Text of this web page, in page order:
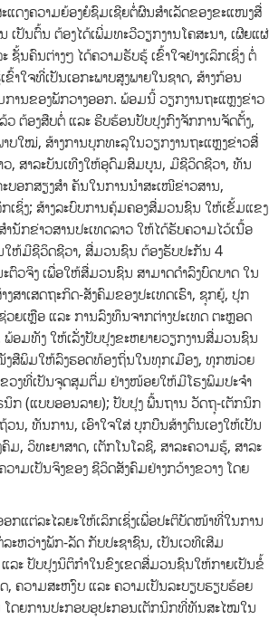
ດງຄວາມຍ້ອງຍໍຊົມເຊີຍຕໍ່ຜົນສຳເລັດຂອງຂະແໜງສື່
ປັນຕົ້ນ ຕ້ອງໄດ້ເພີ່ມທະວີວຽກງານໂຄສະນາ, ເຜີຍແຜ່
ນຄົນຕ່າງໆ ໄດ້ຄວາມຮັບຮູ້ ເຂົ້າໃຈຢ່າງເລິກເຊິ່ງ ຕໍ່
ໃຈທີ່ເປັນເອກະພາບສູງພາຍໃນຊາດ, ສ້າງກ້ອນ
ນຂອງພັກວາງອອກ. ພ້ອມນີ້ ວຽກງານຖະແຫຼງຂ່າວ
ຕ້ອງສືບຕໍ່ ແລະ ຮີບຮ້ອນປັບປຸງກົງຈັກການຈັດຕັ້ງ,
ບໃໝ່, ສ້າງການບຸກທະລຸໃນວຽກງານຖະແຫຼງຂ່າວສື່
ວ, ສາລະບັນເທີງໃຫ້ອຸດົມສົມບູນ, ມີຊີວິດຊີວາ, ທັນ
ບອກສຽງສໍາ ຄັນໃນການນໍາສະເໜີຂ່າວສານ,
ກເຊິ່ງ; ສ້າງລະບົບການຄຸ້ມຄອງສື່ມວນຊົນ ໃຫ້ເຂັ້ມແຂງ
ນັກຂ່າວສານປະເທດລາວ ໃຫ້ໄດ້ຮັບຄວາມໄວ້ເນື້ອ
ນໃຫ້ມີຊີວິດຊີວາ, ສື່ມວນຊົນ ຕ້ອງຮັບປະກັນ 4
ຕົວຈິງ ເພື່ອໃຫ້ສື່ມວນຊົນ ສາມາດດໍາລົງບົດບາດ ໃນ
ສາເສດຖະກິດ-ສັງຄົມຂອງປະເທດເຮົາ, ຊຸກຍູ້, ປຸກ
ຍເຫຼືອ ແລະ ການລົງທຶນຈາກຕ່າງປະເທດ ຕະຫຼອດ
ມທັງ ໃຫ້ເລັ່ງປັບປຸງຂະຫຍາຍວຽກງານສື່ມວນຊົນ
ງສືພິມໃຫ້ລົງຮອດທ້ອງຖິ່ນໃນທຸກເມືອງ, ທຸກໜ່ວຍ
ວງທີ່ເປັນຈຸດສຸມຕື່ມ ຢ່າງໜ້ອຍໃຫ້ມີໂຮງພິມປະຈຳ
ຣນິກ (ແບບອອນລາຍ); ປັບປຸງ ພື້ນຖານ ວັດຖຸ-ເຕັກນິກ
, ທັນການ, ເອົາໃຈໃສ່ ບຸກບືນສ້າງຕົນເອງໃຫ້ເປັນ
, ວິທະຍາສາດ, ເຕັກໂນໂລຊີ, ສາລະຄວາມຮູ້, ສາລະ
ເປັນຈິງຂອງ ຊີວິດສັງຄົມຢ່າງກວ້າງຂວາງ ໂດຍ
ແຕ່ລະໄລຍະໃຫ້ເລິກເຊິ່ງເພື່ອປະຕິບັດໜ້າທີ່ໃນການ
ຫວ່າງພັກ-ລັດ ກັບປະຊາຊົນ, ເປັນເວທີເສີມ
ແລະ ປັບປຸງນິຕິກຳໃນຂົງເຂດສື່ມວນຊົນໃຫ້ກາຍເປັນຂໍ້
ຄວາມສະຫງົບ ແລະ ຄວາມເປັນລະບຽບຮຽບຮ້ອຍ
ໂດຍການປະກອບອຸປະກອນເຕັກນິກທີ່ທັນສະໄໝໃນ